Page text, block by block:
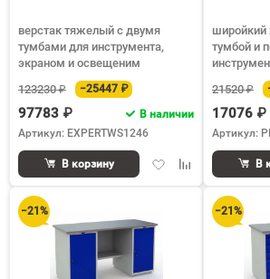
верстак тяжелый с двумя
тумбами для инструмента,
экраном и освещеним
123230 ₽
−25447 ₽
97783 ₽
В наличии
Артикул: EXPERTWS1246
ДобавитьДобавить
сравнению
В корзину
широйкий
тумбой и
21520 ₽
17076 ₽
Артикул:
В
−21% −21%